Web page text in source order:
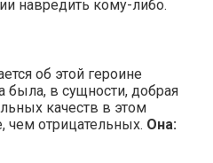
навредить кому-либо.
об этой героине
была, в сущности, добрая
качеств в этом
отрицательных. Она: